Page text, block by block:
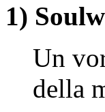
1)
Un
della